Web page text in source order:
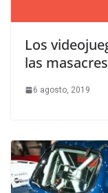
Los
las
6 agosto, 2019